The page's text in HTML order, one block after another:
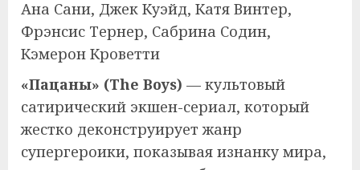
Ана Сани, Джек Куэйд, Катя Винтер,
Фрэнсис Тернер, Сабрина Содин,
Кэмерон Кроветти
«Пацаны» (The Boys) — культовый
сатирический экшен-сериал, который
жестко деконструирует жанр
супергероики, показывая изнанку мира,